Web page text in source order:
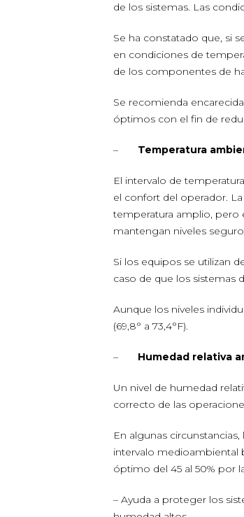
de los sistemas. Las
Se ha constatado que, si
en condiciones de
de los componentes de
Se recomienda
óptimos con el fin de
– Temperatura
El intervalo de
el confort del operador.
temperatura amplio, pero
mantengan niveles
Si los equipos se utilizan
caso de que los sistemas
Aunque los niveles
(69,8° a 73,4°F).
– Humedad relativa
Un nivel de humedad
correcto de las
En algunas
intervalo medioambiental
óptimo del 45 al 50% por
– Ayuda a proteger los